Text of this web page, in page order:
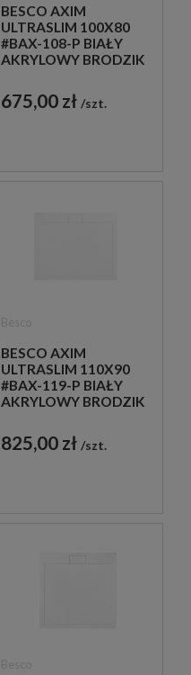
BESCO AXIM
ULTRASLIM 100X80
#BAX-108-P BIAŁY
AKRYLOWY BRODZIK
675,00 zł szt.
BESCO AXIM
ULTRASLIM 110X90
#BAX-119-P BIAŁY
AKRYLOWY BRODZIK
825,00 zł szt.